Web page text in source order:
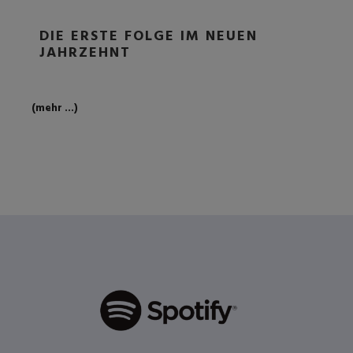
DIE ERSTE FOLGE IM NEUEN
JAHRZEHNT
(mehr …)